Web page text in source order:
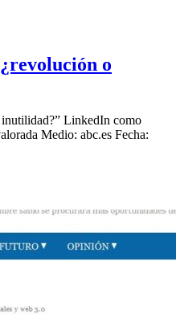
o
LinkedIn como
Medio: abc.es Fecha: